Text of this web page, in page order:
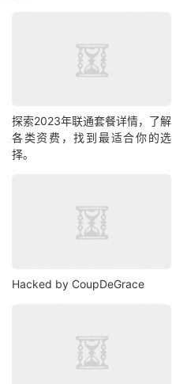
探索2023年联通套餐详情，了解
各类资费，找到最适合你的选
择。
Hacked by CoupDeGrace